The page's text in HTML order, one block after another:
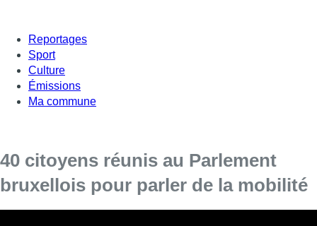
Reportages
Sport
Culture
Émissions
Ma commune
40 citoyens réunis au Parlement
bruxellois pour parler de la mobilité